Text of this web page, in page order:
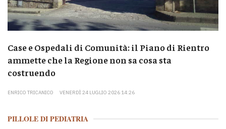
Case e Ospedali di Comunità: il Piano di Rientro
ammette che la Regione non sa cosa sta
costruendo
ENRICO TRICANICO VENERDÌ 24 LUGLIO 2026 14:26
PILLOLE DI PEDIATRIA